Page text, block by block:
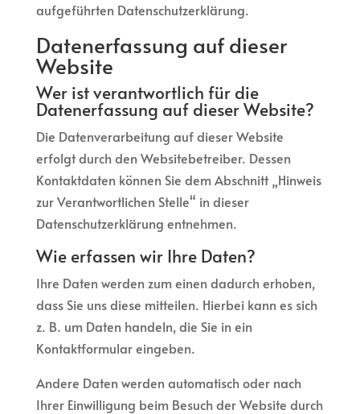
aufgeführten Datenschutzerklärung.
Datenerfassung auf dieser
Website
Wer ist verantwortlich für die
Datenerfassung auf dieser Website?
Die Datenverarbeitung auf dieser Website
erfolgt durch den Websitebetreiber. Dessen
Kontaktdaten können Sie dem Abschnitt „Hinweis
zur Verantwortlichen Stelle“ in dieser
Datenschutzerklärung entnehmen.
Wie erfassen wir Ihre Daten?
Ihre Daten werden zum einen dadurch erhoben,
dass Sie uns diese mitteilen. Hierbei kann es sich
z. B. um Daten handeln, die Sie in ein
Kontaktformular eingeben.
Andere Daten werden automatisch oder nach
Ihrer Einwilligung beim Besuch der Website durch